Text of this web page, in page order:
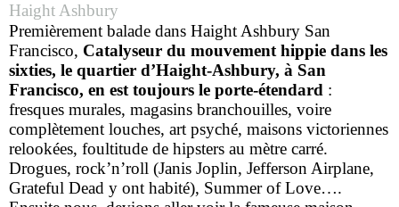
Haight Ashbury
Premièrement balade dans Haight Ashbury San
Francisco, Catalyseur du mouvement hippie dans les
sixties, le quartier d’Haight-Ashbury, à San
Francisco, en est toujours le porte-étendard :
fresques murales, magasins branchouilles, voire
complètement louches, art psyché, maisons victoriennes
relookées, foultitude de hipsters au mètre carré.
Drogues, rock’n’roll (Janis Joplin, Jefferson Airplane,
Grateful Dead y ont habité), Summer of Love….